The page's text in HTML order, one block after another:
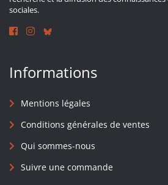
sociales.
Informations
Mentions légales
Conditions générales de ventes
Qui sommes-nous
Suivre une commande